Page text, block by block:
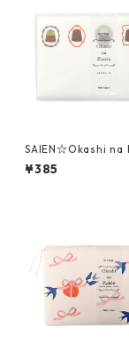
SAIEN☆Okashi
懐紙☆カヌレブロー
8）
¥385